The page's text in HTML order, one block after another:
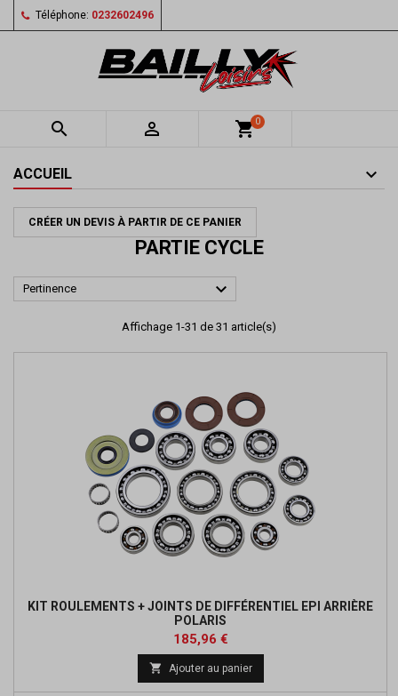
Téléphone: 0232602496
  shopping_cart0
ACCUEIL
CRÉER UN DEVIS À PARTIR DE CE PANIER
PARTIE CYCLE
Pertinence 
Affichage 1-31 de 31 article(s)
KIT ROULEMENTS + JOINTS DE DIFFÉRENTIEL EPI ARRIÈRE
POLARIS
Prix
185,96 €Prix
de
base
 Ajouter au panier